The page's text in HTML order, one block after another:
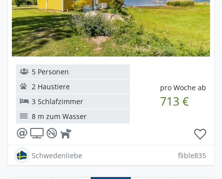
pro Woche ab
713 €
5 Personen
2 Haustiere
3 Schlafzimmer
8 m zum Wasser
Schwedenliebe flible835